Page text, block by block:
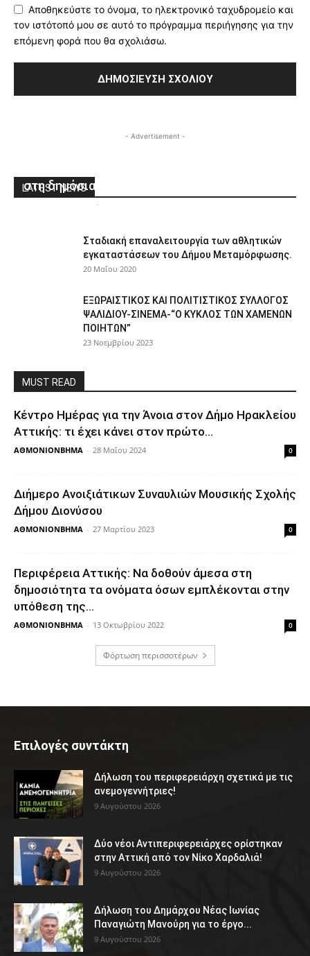
Αποθηκεύστε το όνομα, το ηλεκτρονικό ταχυδρομείο και
τον ιστότοπό μου σε αυτό το πρόγραμμα περιήγησης για την
επόμενη φορά που θα σχολιάσω.
- Advertisement -
LATEST NEWS
στη δημόσια περιουσία ως κοινόχρηστος
-
Σταδιακή επαναλειτουργία των αθλητικών
εγκαταστάσεων του Δήμου Μεταμόρφωσης.
20 Μαΐου 2020
ΕΞΩΡΑΙΣΤΙΚΟΣ ΚΑΙ ΠΟΛΙΤΙΣΤΙΚΟΣ ΣΥΛΛΟΓΟΣ
ΨΑΛΙΔΙΟΥ-ΣΙΝΕΜΑ-“Ο ΚΥΚΛΟΣ ΤΩΝ ΧΑΜΕΝΩΝ
ΠΟΙΗΤΩΝ”
23 Νοεμβρίου 2023
MUST READ
Κέντρο Ημέρας για την Άνοια στον Δήμο Ηρακλείου
Αττικής: τι έχει κάνει στον πρώτο...
ΑΘΜΟΝΙΟΝΒΗΜΑ - 28 Μαΐου 2024 0
Διήμερο Ανοιξιάτικων Συναυλιών Μουσικής Σχολής
Δήμου Διονύσου
ΑΘΜΟΝΙΟΝΒΗΜΑ - 27 Μαρτίου 2023 0
Περιφέρεια Αττικής: Να δοθούν άμεσα στη
δημοσιότητα τα ονόματα όσων εμπλέκονται στην
υπόθεση της...
ΑΘΜΟΝΙΟΝΒΗΜΑ - 13 Οκτωβρίου 2022 0
Φόρτωση περισσοτέρων
Επιλογές συντάκτη
Δήλωση του περιφερειάρχη σχετικά με τις
ανεμογεννήτριες!
9 Αυγούστου 2026
Δύο νέοι Αντιπεριφερειάρχες ορίστηκαν
στην Αττική από τον Νίκο Χαρδαλιά!
9 Αυγούστου 2026
Δήλωση του Δημάρχου Νέας Ιωνίας
Παναγιώτη Μανούρη για το έργο...
9 Αυγούστου 2026